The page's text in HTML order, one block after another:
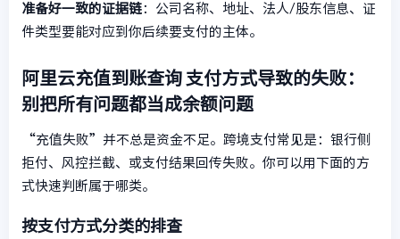
准备好一致的证据链 ：公司名称、地址、法人/股东信息、证
件类型要能对应到你后续要支付的主体。
阿里云充值到账查询 支付方式导致的失败：
别把所有问题都当成余额问题
“充值失败”并不总是资金不足。跨境支付常见是：银行侧
拒付、风控拦截、或支付结果回传失败。你可以用下面的方
式快速判断属于哪类。
按支付方式分类的排查